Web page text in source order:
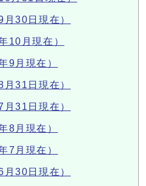
30日現在）
10月現在）
9月現在）
31日現在）
31日現在）
8月現在）
7月現在）
30日現在）